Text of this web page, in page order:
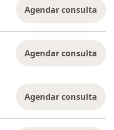
Agendar consulta
Agendar consulta
Agendar consulta